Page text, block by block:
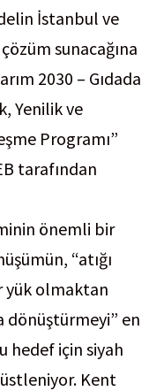
İstanbul ve
sunacağına
2030 – Gıdada
Yenilik ve
Programı”
tarafından
önemli bir
“atığı
yük olmaktan
dönüştürmeyi” en
hedef için siyah
Kent